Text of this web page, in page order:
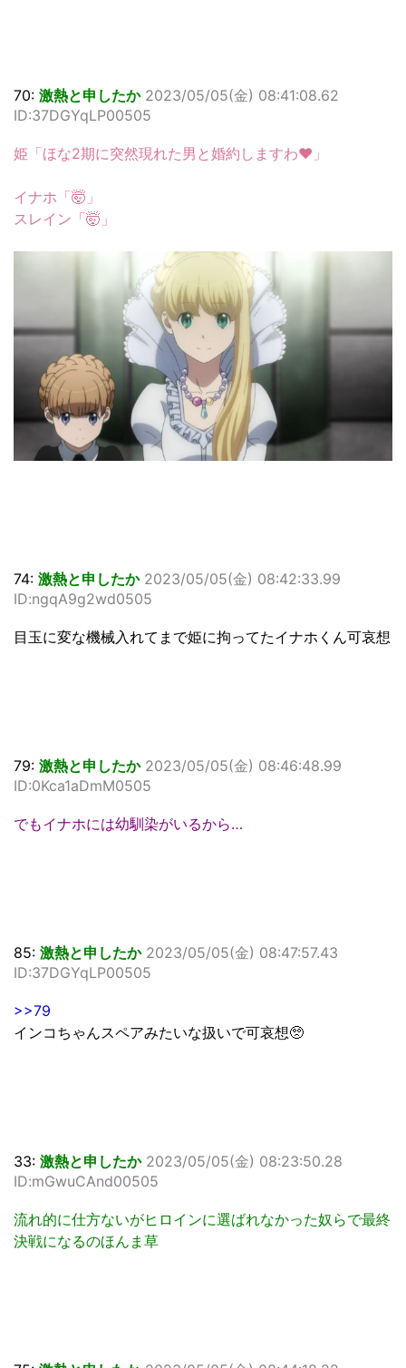
70: 激熱と申したか 2023/05/05(金) 08:41:08.62
ID:37DGYqLP00505
姫「ほな2期に突然現れた男と婚約しますわ❤」
イナホ「🤯」
スレイン「🤯」
74: 激熱と申したか 2023/05/05(金) 08:42:33.99
ID:ngqA9g2wd0505
目玉に変な機械入れてまで姫に拘ってたイナホくん可哀想
79: 激熱と申したか 2023/05/05(金) 08:46:48.99
ID:0Kca1aDmM0505
でもイナホには幼馴染がいるから…
85: 激熱と申したか 2023/05/05(金) 08:47:57.43
ID:37DGYqLP00505
>>79
インコちゃんスペアみたいな扱いで可哀想🥺
33: 激熱と申したか 2023/05/05(金) 08:23:50.28
ID:mGwuCAnd00505
流れ的に仕方ないがヒロインに選ばれなかった奴らで最終
決戦になるのほんま草